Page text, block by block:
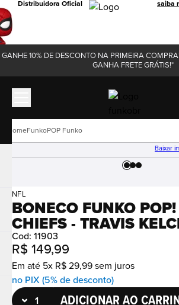
Distribuidora Oficial saiba
GANHE 10% DE DESCONTO NA PRIMEIRA
GANHA FRETE GRÁTIS!*
FunkoPOP Funko
Baixar
NFL
BONECO FUNKO
CHIEFS - TRAVIS
Cod: 11903
R$ 149,99
Em até 5x R$ 29,99 sem juros
no PIX (5% de desconto)
ADICIONAR AO